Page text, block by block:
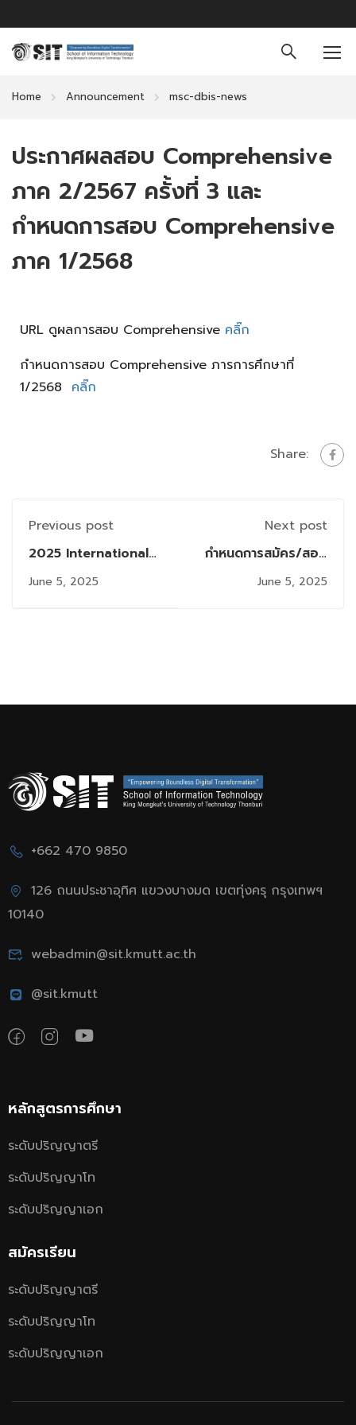
Home Announcement msc-dbis-news
ประกาศผลสอบ Comprehensive
ภาค 2/2567 ครั้งที่ 3 และ
กำหนดการสอบ Comprehensive
ภาค 1/2568
URL ดูผลการสอบ Comprehensive คลิ๊ก
กำหนดการสอบ Comprehensive ภารการศึกษาที่
1/2568 คลิ๊ก
Share:
Previous post
2025 International
ICT Innovative
Services Awards
June 5, 2025
Next post
กำหนดการสมัคร/สอบ
Comprehensive ภาค
การศึกษาที่ 1/2568
June 5, 2025
+662 470 9850
126 ถนนประชาอุทิศ แขวงบางมด เขตทุ่งครุ กรุงเทพฯ
10140
webadmin@sit.kmutt.ac.th
@sit.kmutt
หลักสูตรการศึกษา
ระดับปริญญาตรี
ระดับปริญญาโท
ระดับปริญญาเอก
สมัครเรียน
ระดับปริญญาตรี
ระดับปริญญาโท
ระดับปริญญาเอก